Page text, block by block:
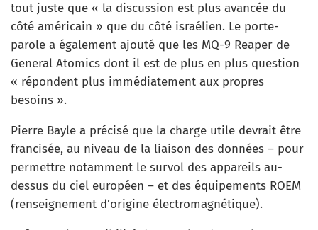
tout juste que « la discussion est plus avancée du
côté américain » que du côté israélien. Le porte-
parole a également ajouté que les MQ-9 Reaper de
General Atomics dont il est de plus en plus question
« répondent plus immédiatement aux propres
besoins ».
Pierre Bayle a précisé que la charge utile devrait être
francisée, au niveau de la liaison des données – pour
permettre notamment le survol des appareils au-
dessus du ciel européen – et des équipements ROEM
(renseignement d’origine électromagnétique).